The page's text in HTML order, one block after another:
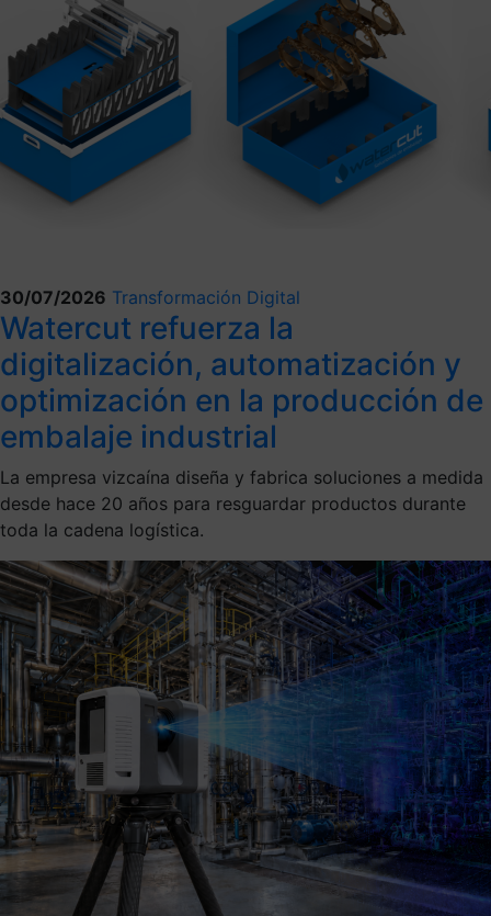
30/07/2026 Transformación Digital
Watercut refuerza la
digitalización, automatización y
optimización en la producción de
embalaje industrial
La empresa vizcaína diseña y fabrica soluciones a medida
desde hace 20 años para resguardar productos durante
toda la cadena logística.